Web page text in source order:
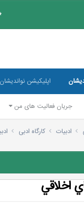
جریان فعالیت های من
اپلیکیشن نواندیشان
ادبیات کارگاه ادبی
اخلاقي